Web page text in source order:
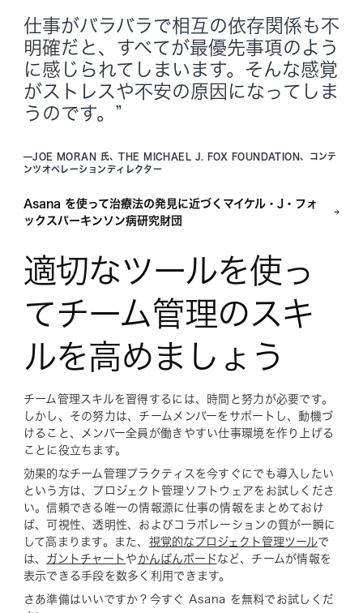
仕事がバラバラで相互の依存関係も不
明確だと、すべてが最優先事項のよう
に感じられてしまいます。そんな感覚
がストレスや不安の原因になってしま
うのです。”
— JOE MORAN 氏、THE MICHAEL J. FOX FOUNDATION、コンテ
ンツオペレーションディレクター
Asana を使って治療法の発見に近づくマイケル・J・フォ
ックスパーキンソン病研究財団
適切なツールを使っ
てチーム管理のスキ
ルを高めましょう
チーム管理スキルを習得するには、時間と努力が必要です。
しかし、その努力は、チームメンバーをサポートし、動機づ
けること、メンバー全員が働きやすい仕事環境を作り上げる
ことに役立ちます。
効果的なチーム管理プラクティスを今すぐにでも導入したい
という方は、プロジェクト管理ソフトウェアをお試しくださ
い。信頼できる唯一の情報源に仕事の情報をまとめておけ
ば、可視性、透明性、およびコラボレーションの質が一瞬に
して高まります。また、 視覚的なプロジェクト管理ツールで
は、 ガントチャート や かんばんボード など、チームが情報を
表示できる手段を数多く利用できます。
さあ準備はいいですか？今すぐ Asana を無料でお試しくだ